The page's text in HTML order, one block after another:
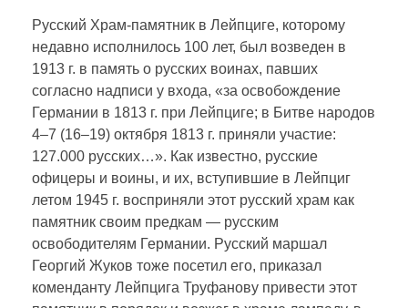
Русский Храм-памятник в Лейпциге, которому
недавно исполнилось 100 лет, был возведен в
1913 г. в память о русских воинах, павших
согласно надписи у входа, «за освобождение
Германии в 1813 г. при Лейпциге; в Битве народов
4–7 (16–19) октября 1813 г. приняли участие:
127.000 русских…». Как известно, русские
офицеры и воины, и их, вступившие в Лейпциг
летом 1945 г. восприняли этот русский храм как
памятник своим предкам — русским
освободителям Германии. Русский маршал
Георгий Жуков тоже посетил его, приказал
коменданту Лейпцига Труфанову привести этот